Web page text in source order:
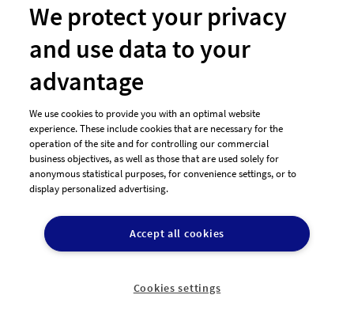
Visitenkarten-Beispiele
Agentur-Account
Markenanmeldung
Designer finden
Grafikdesigner in der Nähe
Über designenlassen.de
Blog
We protect your privacy
and use data to your
advantage
We use cookies to provide you with an optimal website
experience. These include cookies that are necessary for the
operation of the site and for controlling our commercial
business objectives, as well as those that are used solely for
anonymous statistical purposes, for convenience settings, or to
display personalized advertising.
Accept all cookies
Cookies settings